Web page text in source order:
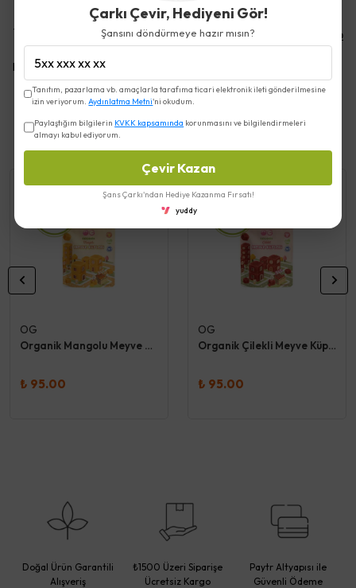
Yorumlar Yorum Yap
Bu ürün için henüz yorum yapılmamış.
Benzer Ürünler
OG
Organik Mangolu Meyve Küpleri 30 Gr - Og
₺ 95.00
OG
Organik Çilekli Meyve Küpleri 30 Gr - Og
₺ 95.00
Doğal Ürün Garantili
Alışveriş
₺1500 Üzeri Siparişe
Ücretsiz Kargo
Paytr Altyapısı ile
Güvenli Ödeme
Çarkı Çevir, Hediyeni Gör!
Şansını döndürmeye hazır mısın?
Tanıtım, pazarlama vb. amaçlarla tarafıma ticari elektronik ileti gönderilmesine
izin veriyorum.Aydınlatma Metni'ni okudum.
Paylaştığım bilgilerin KVKK kapsamında korunmasını ve bilgilendirmeleri
almayı kabul ediyorum.
Çevir Kazan
Şans Çarkı'ndan Hediye Kazanma Fırsatı!
yuddy